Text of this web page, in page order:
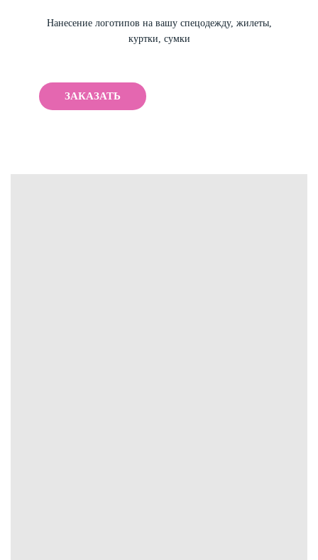
Нанесение логотипов на вашу спецодежду, жилеты,
куртки, сумки
ЗАКАЗАТЬ